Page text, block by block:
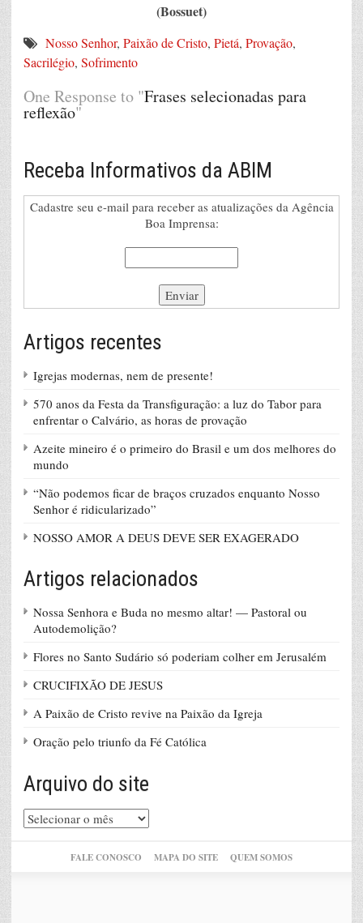
(Bossuet)
Nosso Senhor, Paixão de Cristo, Pietá, Provação,
Sacrilégio, Sofrimento
One Response to "Frases selecionadas para
reflexão"
Receba Informativos da ABIM
Cadastre seu e-mail para receber as atualizações da Agência
Boa Imprensa:
Artigos recentes
Igrejas modernas, nem de presente!
570 anos da Festa da Transfiguração: a luz do Tabor para
enfrentar o Calvário, as horas de provação
Azeite mineiro é o primeiro do Brasil e um dos melhores do
mundo
“Não podemos ficar de braços cruzados enquanto Nosso
Senhor é ridicularizado”
NOSSO AMOR A DEUS DEVE SER EXAGERADO
Artigos relacionados
Nossa Senhora e Buda no mesmo altar! — Pastoral ou
Autodemolição?
Flores no Santo Sudário só poderiam colher em Jerusalém
CRUCIFIXÃO DE JESUS
A Paixão de Cristo revive na Paixão da Igreja
Oração pelo triunfo da Fé Católica
Arquivo do site
Arquivo
do
FALE CONOSCO MAPA DO SITE QUEM SOMOS